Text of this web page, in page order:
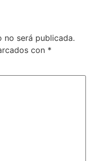
será publicada.
con *